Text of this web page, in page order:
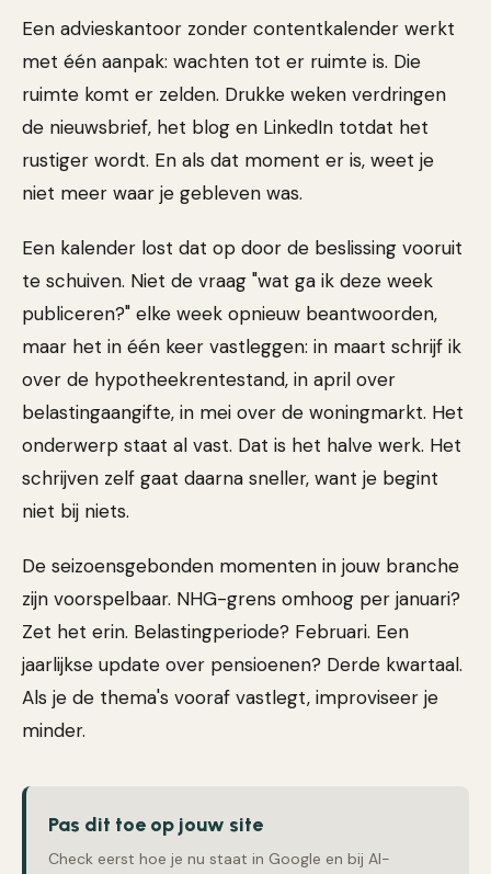
Een advieskantoor zonder contentkalender werkt
met één aanpak: wachten tot er ruimte is. Die
ruimte komt er zelden. Drukke weken verdringen
de nieuwsbrief, het blog en LinkedIn totdat het
rustiger wordt. En als dat moment er is, weet je
niet meer waar je gebleven was.
Een kalender lost dat op door de beslissing vooruit
te schuiven. Niet de vraag "wat ga ik deze week
publiceren?" elke week opnieuw beantwoorden,
maar het in één keer vastleggen: in maart schrijf ik
over de hypotheekrentestand, in april over
belastingaangifte, in mei over de woningmarkt. Het
onderwerp staat al vast. Dat is het halve werk. Het
schrijven zelf gaat daarna sneller, want je begint
niet bij niets.
De seizoensgebonden momenten in jouw branche
zijn voorspelbaar. NHG-grens omhoog per januari?
Zet het erin. Belastingperiode? Februari. Een
jaarlijkse update over pensioenen? Derde kwartaal.
Als je de thema's vooraf vastlegt, improviseer je
minder.
Pas dit toe op jouw site
Check eerst hoe je nu staat in Google en bij AI-